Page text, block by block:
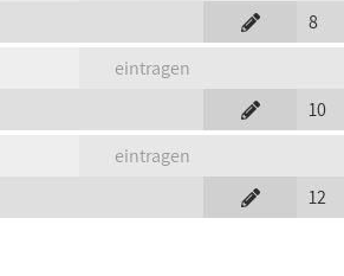
8
eintragen
10
eintragen
12